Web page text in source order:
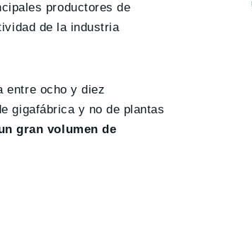
productores de
de la industria
entre ocho y diez
gigafábrica y no de plantas
gran volumen de